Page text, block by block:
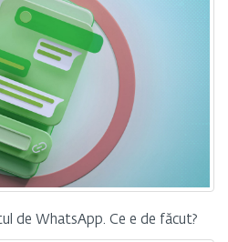
de WhatsApp. Ce e de făcut?